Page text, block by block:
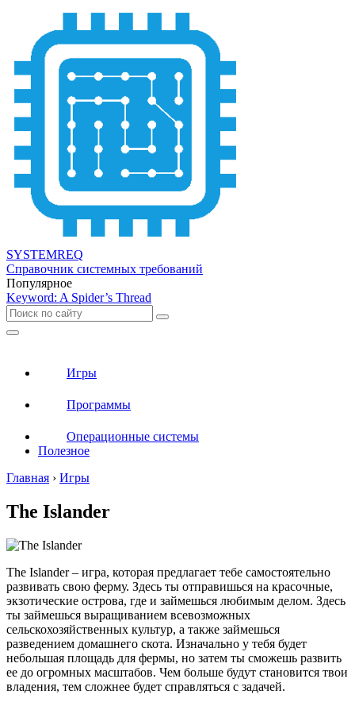
SYSTEMREQ
Справочник системных требований
Популярное
Keyword: A Spider’s Thread
Игры
Программы
Операционные системы
Полезное
Главная › Игры
The Islander
The Islander – игра, которая предлагает тебе самостоятельно
развивать свою ферму. Здесь ты отправишься на красочные,
экзотические острова, где и займешься любимым делом. Здесь
ты займешься выращиванием всевозможных
сельскохозяйственных культур, а также займешься
разведением домашнего скота. Изначально у тебя будет
небольшая площадь для фермы, но затем ты сможешь развить
ее до огромных масштабов. Чем больше будут становится твои
владения, тем сложнее будет справляться с задачей.